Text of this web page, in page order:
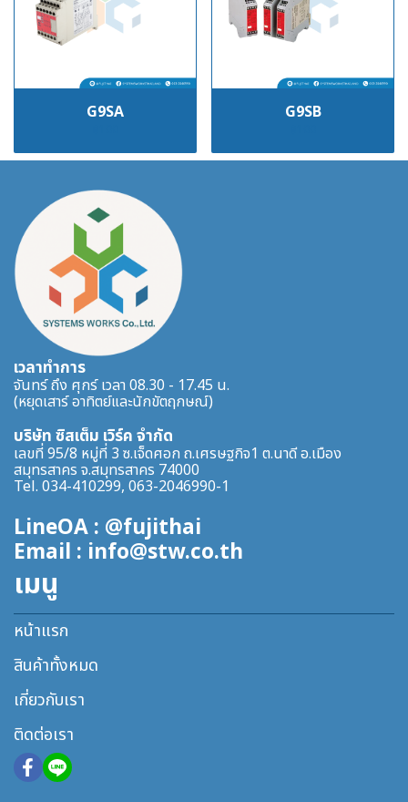
G9SA G9SB
เวลาทำการ
จันทร์ ถึง ศุกร์ เวลา 08.30 - 17.45 น.
(หยุดเสาร์ อาทิตย์และนักขัตฤกษณ์)
บริษัท ซิสเต็ม เวิร์ค จำกัด
เลขที่ 95/8 หมู่ที่ 3 ซ.เจ็ดศอก ถ.เศรษฐกิจ1 ต.นาดี อ.เมือง
สมุทรสาคร จ.สมุทรสาคร 74000
Tel. 034-410299, 063-2046990-1
LineOA : @fujithai
Email : info@stw.co.th
เมนู
หน้าแรก
สินค้าทั้งหมด
เกี่ยวกับเรา
ติดต่อเรา